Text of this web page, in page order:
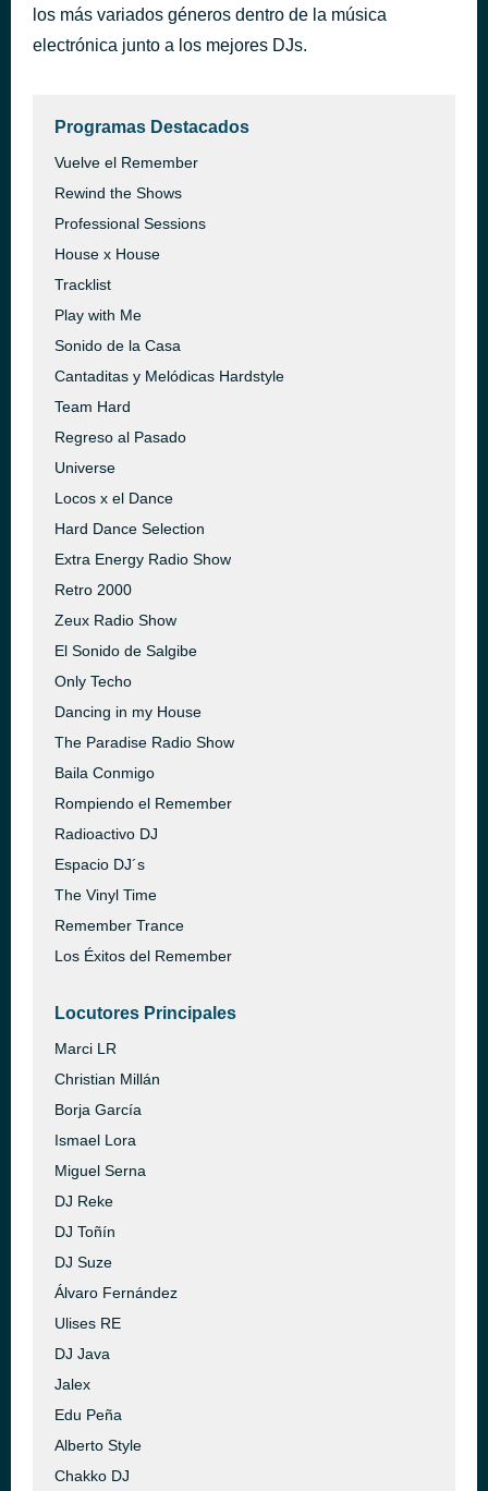
The Infinity
Dj Jandro Fernandez & Dj Isa
hace 3 horas
Follow My Dreams (Limite mix)
los más variados géneros dentro de la música
electrónica junto a los mejores DJs.
Programas Destacados
Vuelve el Remember
Rewind the Shows
Professional Sessions
House x House
Tracklist
Play with Me
Sonido de la Casa
Cantaditas y Melódicas Hardstyle
Team Hard
Regreso al Pasado
Universe
Locos x el Dance
Hard Dance Selection
Extra Energy Radio Show
Retro 2000
Zeux Radio Show
El Sonido de Salgibe
Only Techo
Dancing in my House
The Paradise Radio Show
Baila Conmigo
Rompiendo el Remember
Radioactivo DJ
Espacio DJ´s
The Vinyl Time
Remember Trance
Los Éxitos del Remember
Locutores Principales
Marci LR
Christian Millán
Borja García
Ismael Lora
Miguel Serna
DJ Reke
DJ Toñín
DJ Suze
Álvaro Fernández
Ulises RE
DJ Java
Jalex
Edu Peña
Alberto Style
Chakko DJ